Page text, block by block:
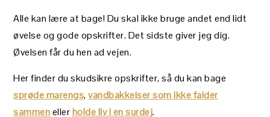
Alle kan lære at bage! Du skal ikke bruge andet end lidt
øvelse og gode opskrifter. Det sidste giver jeg dig.
Øvelsen får du hen ad vejen.
Her finder du skudsikre opskrifter, så du kan bage
sprøde marengs,vandbakkelser som ikke falder
sammenellerholde liv i en surdej.